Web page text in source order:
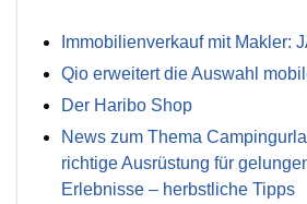
Immobilienverkauf mit Makler:
Qio erweitert die Auswahl
Der Haribo Shop
News zum Thema
richtige Ausrüstung für
Erlebnisse – herbstliche Tipps